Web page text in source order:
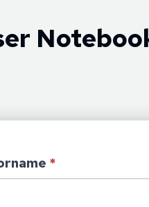
*